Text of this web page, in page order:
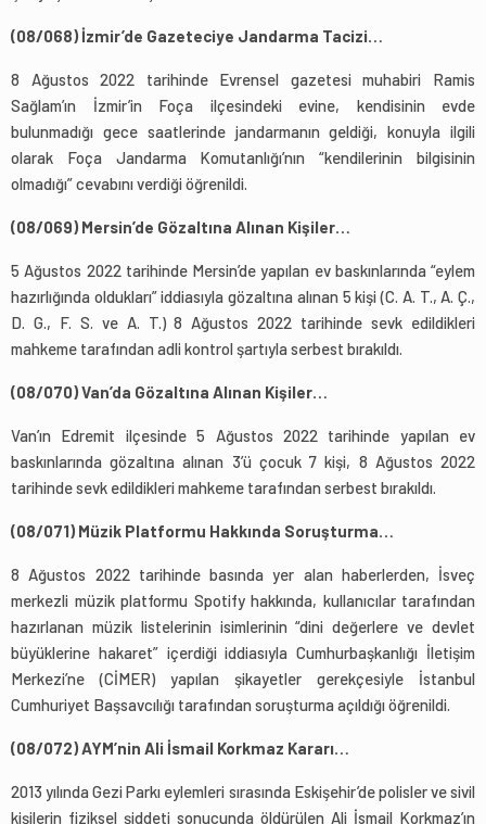
(08/068) İzmir’de Gazeteciye Jandarma Tacizi…
8 Ağustos 2022 tarihinde Evrensel gazetesi muhabiri Ramis
Sağlam’ın İzmir’in Foça ilçesindeki evine, kendisinin evde
bulunmadığı gece saatlerinde jandarmanın geldiği, konuyla ilgili
olarak Foça Jandarma Komutanlığı’nın “kendilerinin bilgisinin
olmadığı” cevabını verdiği öğrenildi.
(08/069) Mersin’de Gözaltına Alınan Kişiler…
5 Ağustos 2022 tarihinde Mersin’de yapılan ev baskınlarında “eylem
hazırlığında oldukları” iddiasıyla gözaltına alınan 5 kişi (C. A. T., A. Ç.,
D. G., F. S. ve A. T.) 8 Ağustos 2022 tarihinde sevk edildikleri
mahkeme tarafından adli kontrol şartıyla serbest bırakıldı.
(08/070) Van’da Gözaltına Alınan Kişiler…
Van’ın Edremit ilçesinde 5 Ağustos 2022 tarihinde yapılan ev
baskınlarında gözaltına alınan 3’ü çocuk 7 kişi, 8 Ağustos 2022
tarihinde sevk edildikleri mahkeme tarafından serbest bırakıldı.
(08/071) Müzik Platformu Hakkında Soruşturma…
8 Ağustos 2022 tarihinde basında yer alan haberlerden, İsveç
merkezli müzik platformu Spotify hakkında, kullanıcılar tarafından
hazırlanan müzik listelerinin isimlerinin “dini değerlere ve devlet
büyüklerine hakaret” içerdiği iddiasıyla Cumhurbaşkanlığı İletişim
Merkezi’ne (CİMER) yapılan şikayetler gerekçesiyle İstanbul
Cumhuriyet Başsavcılığı tarafından soruşturma açıldığı öğrenildi.
(08/072) AYM’nin Ali İsmail Korkmaz Kararı…
2013 yılında Gezi Parkı eylemleri sırasında Eskişehir’de polisler ve sivil
kişilerin fiziksel şiddeti sonucunda öldürülen Ali İsmail Korkmaz’ın